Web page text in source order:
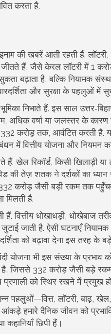
करता है.
की खबरें आती रहती हैं.लॉटरी,
हैं, जैसे केरल लॉटरी में 1
बढ़ाता है, बल्कि नियामक
और सुरक्षा के पहलुओं में
निभाते हैं. इस साल
, अधिक वर्षा या जलस्तर के कारण
करोड़ तक, आवंटित करती है.
में वित्तीय योजना और नियमन
हैं.खेल रिकॉर्ड,किसी खिलाड़ी या
की तेज़ शतक ने दर्शकों का
करोड़ जैसी बड़ी रकम तक
मिलती है.
हैं.वित्तीय धोखाधड़ी, धोखेबाज
जाती है. ऐसी घटनाएँ
को बढ़ावा देना इस तरह के
योजना भी इस संख्या के प्रभाव
जिससे 332 करोड़ जैसी बड़े
को स्थिर रखने में प्रमुख
लॉटरी, बाढ़,
हमारे दैनिक जीवन को
छिपी हैं।